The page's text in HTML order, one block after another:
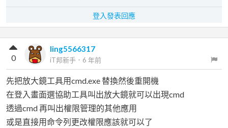
登入發表回應
ling5566317
iT邦新手 ． 6 年前
0
先把放大鏡工具用cmd.exe 替換然後重開機
在登入畫面選協助工具叫出放大鏡就可以出現cmd
透過cmd 再叫出權限管理的其他應用
或是直接用命令列更改權限應該就可以了